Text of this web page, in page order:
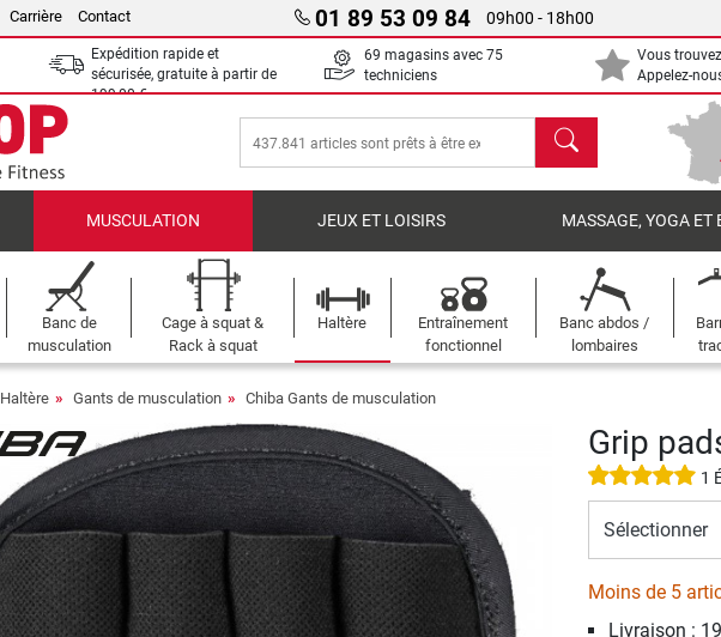
Carrière Contact 01 89 53 09 84 09h00 - 18h00
Expédition rapide et
sécurisée, gratuite à partir de
199,00 €
69 magasins avec 75
techniciens
Vous
Appelez-
chercher
MUSCULATION JEUX ET LOISIRS MASSAGE, YOGA ET
Banc de
musculation
Cage à squat &
Rack à squat
Haltère
Entraînement
fonctionnel
Banc abdos /
lombaires
Haltère Gants de musculation Chiba Gants de musculation
Grip
1
Sélectionner
Moins de 5
Livraison :